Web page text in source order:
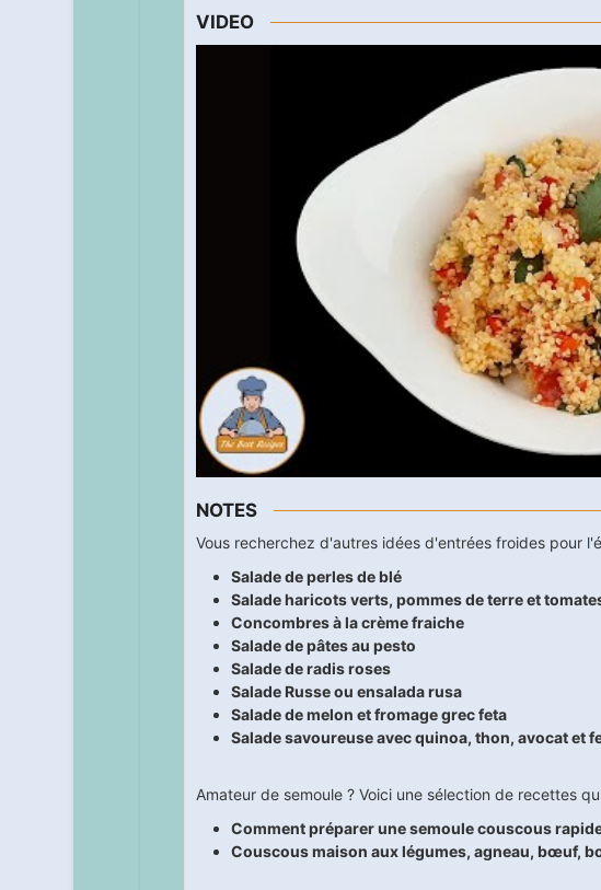
VIDEO
NOTES
Vous recherchez d'autres idées d'entrées froides pour
Salade de perles de blé
Salade haricots verts, pommes de terre et
Concombres à la crème fraiche
Salade de pâtes au pesto
Salade de radis roses
Salade Russe ou ensalada rusa
Salade de melon et fromage grec feta
Salade savoureuse avec quinoa, thon, avocat et
Amateur de semoule ? Voici une sélection de recettes
Comment préparer une semoule couscous
Couscous maison aux légumes, agneau, bœuf,